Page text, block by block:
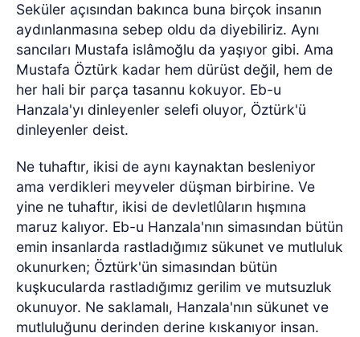
Seküler açısından bakınca buna birçok insanın
aydınlanmasına sebep oldu da diyebiliriz. Aynı
sancıları Mustafa islâmoğlu da yaşıyor gibi. Ama
Mustafa Öztürk kadar hem dürüst değil, hem de
her hali bir parça tasannu kokuyor. Eb-u
Hanzala'yı dinleyenler selefi oluyor, Öztürk'ü
dinleyenler deist.
Ne tuhaftır, ikisi de aynı kaynaktan besleniyor
ama verdikleri meyveler düşman birbirine. Ve
yine ne tuhaftır, ikisi de devletlûların hışmına
maruz kalıyor. Eb-u Hanzala'nın simasından bütün
emin insanlarda rastladığımız sükunet ve mutluluk
okunurken; Öztürk'ün simasından bütün
kuşkucularda rastladığımız gerilim ve mutsuzluk
okunuyor. Ne saklamalı, Hanzala'nın sükunet ve
mutluluğunu derinden derine kıskanıyor insan.